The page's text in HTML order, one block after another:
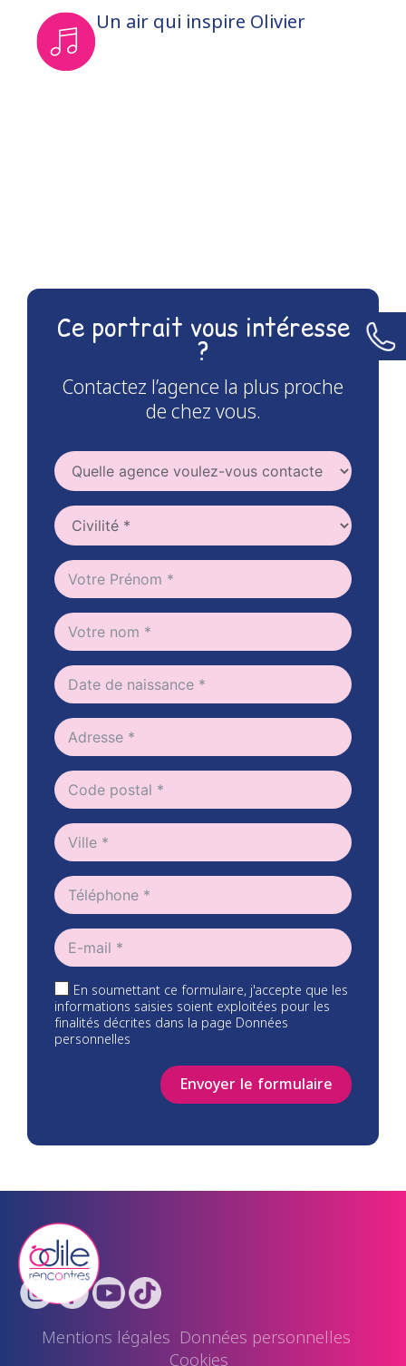
Un air qui inspire Olivier
Ce portrait vous intéresse
?
Contactez l’agence la plus proche
de chez vous.
En soumettant ce formulaire, j'accepte que les
informations saisies soient exploitées pour les
finalités décrites dans la page Données
personnelles
Envoyer le formulaire
Mentions légales Données personnelles
Cookies